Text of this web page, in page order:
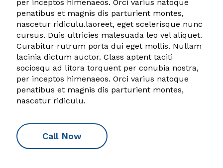
per inceptos himenaeos. Orci varius natoque
penatibus et magnis dis parturient montes,
nascetur ridiculu.laoreet, eget scelerisque nunc
cursus. Duis ultricies malesuada leo vel aliquet.
Curabitur rutrum porta dui eget mollis. Nullam
lacinia dictum auctor. Class aptent taciti
sociosqu ad litora torquent per conubia nostra,
per inceptos himenaeos. Orci varius natoque
penatibus et magnis dis parturient montes,
nascetur ridiculu.
Call Now